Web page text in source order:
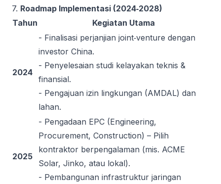
7. Roadmap Implementasi (2024‑2028)
Tahun
Kegiatan Utama
2024
- Finalisasi perjanjian joint‑venture dengan
investor China.
- Penyelesaian studi kelayakan teknis &
finansial.
- Pengajuan izin lingkungan (AMDAL) dan
lahan.
2025
- Pengadaan EPC (Engineering,
Procurement, Construction) – Pilih
kontraktor berpengalaman (mis. ACME
Solar, Jinko, atau lokal).
- Pembangunan infrastruktur jaringan